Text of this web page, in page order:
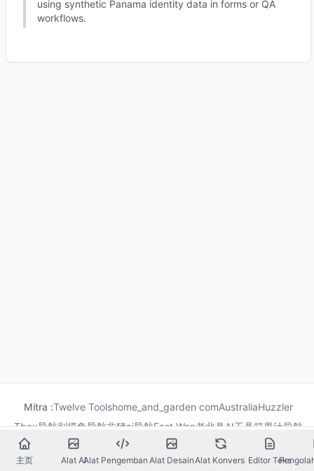
using synthetic Panama identity data in forms or QA
workflows.
Mitra :Twelve Toolshome_and_garden comAustraliaHuzzler
Tbox导航别摸鱼导航非猪ai导航Fast Wan老北鼻AI工具箱果汁导航
龙喵导航
主页 Alat AIAlat PengembanganAlat DesainAlat Konversi Editor Teks